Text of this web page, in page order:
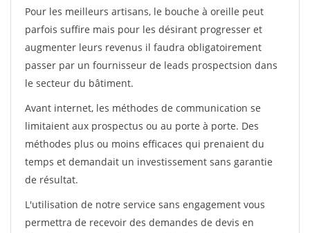
Pour les meilleurs artisans, le bouche à oreille peut
parfois suffire mais pour les désirant progresser et
augmenter leurs revenus il faudra obligatoirement
passer par un fournisseur de leads prospectsion dans
le secteur du bâtiment.
Avant internet, les méthodes de communication se
limitaient aux prospectus ou au porte à porte. Des
méthodes plus ou moins efficaces qui prenaient du
temps et demandait un investissement sans garantie
de résultat.
L'utilisation de notre service sans engagement vous
permettra de recevoir des demandes de devis en